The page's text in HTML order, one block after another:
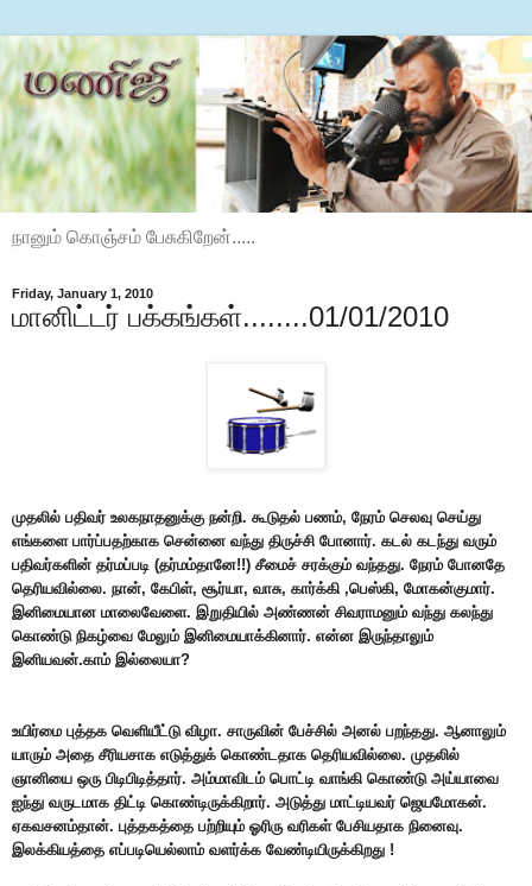
நானும் கொஞ்சம் பேசுகிறேன்.....
Friday, January 1, 2010
மானிட்டர் பக்கங்கள்........01/01/2010
முதலில் பதிவர் உலகநாதனுக்கு நன்றி. கூடுதல் பணம், நேரம் செலவு செய்து
எங்களை பார்ப்பதற்காக சென்னை வந்து திருச்சி போனார். கடல் கடந்து வரும்
பதிவர்களின் தர்மப்படி (தர்மம்தானே!!) சீமைச் சரக்கும் வந்தது. நேரம் போனதே
தெரியவில்லை. நான், கேபிள், சூர்யா, வாசு, கார்க்கி ,பெஸ்கி, மோகன்குமார்.
இனிமையான மாலைவேளை. இறுதியில் அண்ணன் சிவராமனும் வந்து கலந்து
கொண்டு நிகழ்வை மேலும் இனிமையாக்கினார். என்ன இருந்தாலும்
இனியவன்.காம் இல்லையா?
உயிர்மை புத்தக வெளியீட்டு விழா. சாருவின் பேச்சில் அனல் பறந்தது. ஆனாலும்
யாரும் அதை சீரியசாக எடுத்துக் கொண்டதாக தெரியவில்லை. முதலில்
ஞானியை ஒரு பிடிபிடித்தார். அம்மாவிடம் பொட்டி வாங்கி கொண்டு அய்யாவை
ஐந்து வருடமாக திட்டி கொண்டிருக்கிறார். அடுத்து மாட்டியவர் ஜெயமோகன்.
ஏகவசனம்தான். புத்தகத்தை பற்றியும் ஓரிரு வரிகள் பேசியதாக நினைவு.
இலக்கியத்தை எப்படியெல்லாம் வளர்க்க வேண்டியிருக்கிறது !